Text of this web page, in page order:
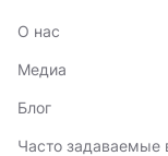
О нас
Медиа
Блог
Часто задаваемые